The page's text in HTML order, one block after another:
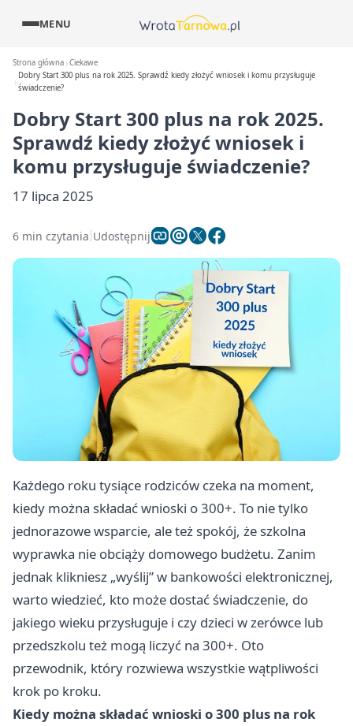
MENU
Strona główna Ciekawe
Dobry Start 300 plus na rok 2025. Sprawdź kiedy złożyć wniosek i komu przysługuje
świadczenie?
Dobry Start 300 plus na rok 2025.
Sprawdź kiedy złożyć wniosek i
komu przysługuje świadczenie?
17 lipca 2025
6 min czytania Udostępnij
Każdego roku tysiące rodziców czeka na moment,
kiedy można składać wnioski o 300+. To nie tylko
jednorazowe wsparcie, ale też spokój, że szkolna
wyprawka nie obciąży domowego budżetu. Zanim
jednak klikniesz „wyślij” w bankowości elektronicznej,
warto wiedzieć, kto może dostać świadczenie, do
jakiego wieku przysługuje i czy dzieci w zerówce lub
przedszkolu też mogą liczyć na 300+. Oto
przewodnik, który rozwiewa wszystkie wątpliwości
krok po kroku.
Kiedy można składać wnioski o 300 plus na rok